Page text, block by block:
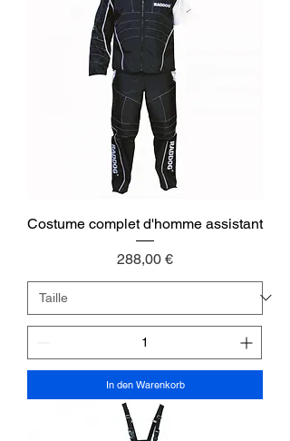
Costume complet d'homme assistant
Preis
288,00 €
In den Warenkorb